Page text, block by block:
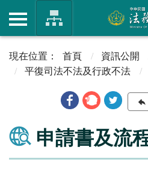
首頁 資訊公開
平復司法不法及行政不法
申請書及流